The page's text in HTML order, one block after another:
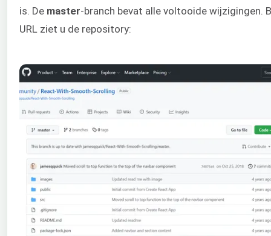
is. De master-branch bevat alle voltooide wijzigingen.
URL ziet u de repository: